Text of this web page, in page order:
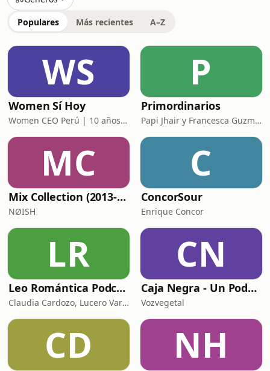
Populares Más recientes A–Z
WS
Women Sí Hoy
Women CEO Perú | 10 años potenciando tu poder
P
Primordinarios
Papi Jhair y Francesca Guzmán
MC
Mix Collection (2013-now)
NØISH
C
ConcorSour
Enrique Concor
LR
Leo Romántica Podcast
Claudia Cardozo, Lucero Vargas y Victoria Delgado.
CN
Caja Negra - Un Podcast de Soda Stereo
Vozvegetal
CD NH